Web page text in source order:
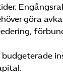
göra